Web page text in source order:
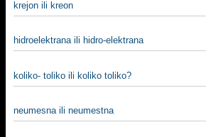
krejon ili kreon
hidroelektrana ili hidro-elektrana
koliko- toliko ili koliko toliko?
neumesna ili neumestna